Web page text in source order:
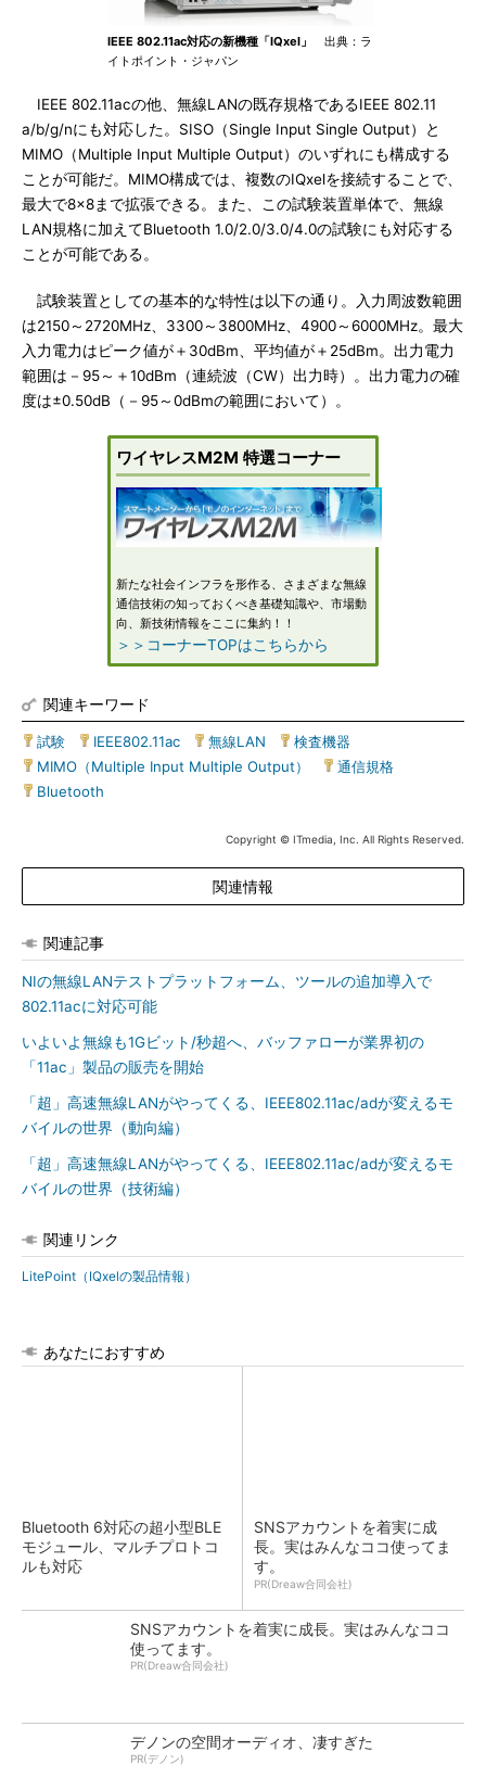
IEEE 802.11ac対応の新機種「IQxel」
出典：ラ
イトポイント・ジャパン
IEEE 802.11acの他、無線LANの既存規格であるIEEE 802.11
a/b/g/nにも対応した。SISO（Single Input Single Output）と
MIMO（Multiple Input Multiple Output）のいずれにも構成する
ことが可能だ。MIMO構成では、複数のIQxelを接続することで、
最大で8×8まで拡張できる。また、この試験装置単体で、無線
LAN規格に加えてBluetooth 1.0/2.0/3.0/4.0の試験にも対応する
ことが可能である。
試験装置としての基本的な特性は以下の通り。入力周波数範囲
は2150～2720MHz、3300～3800MHz、4900～6000MHz。最大
入力電力はピーク値が＋30dBm、平均値が＋25dBm。出力電力
範囲は－95～＋10dBm（連続波（CW）出力時）。出力電力の確
度は±0.50dB（－95～0dBmの範囲において）。
ワイヤレスM2M 特選コーナー
新たな社会インフラを形作る、さまざまな無線
通信技術の知っておくべき基礎知識や、市場動
向、新技術情報をここに集約！！
＞＞コーナーTOPはこちらから
関連キーワード
試験 IEEE802.11ac 無線LAN 検査機器
MIMO（Multiple Input Multiple Output）
通信規格
Bluetooth
Copyright © ITmedia, Inc. All Rights Reserved.
関連情報
関連記事
NIの無線LANテストプラットフォーム、ツールの追加導入で
802.11acに対応可能
いよいよ無線も1Gビット/秒超へ、バッファローが業界初の
「11ac」製品の販売を開始
「超」高速無線LANがやってくる、IEEE802.11ac/adが変えるモ
バイルの世界（動向編）
「超」高速無線LANがやってくる、IEEE802.11ac/adが変えるモ
バイルの世界（技術編）
関連リンク
LitePoint（IQxelの製品情報）
あなたにおすすめ
Bluetooth 6対応の超小型BLE
モジュール、マルチプロトコ
ルも対応
SNSアカウントを着実に成
長。実はみんなココ使ってま
す。
PR(Dreaw合同会社)
SNSアカウントを着実に成長。実はみんなココ
使ってます。
PR(Dreaw合同会社)
デノンの空間オーディオ、凄すぎた
PR(デノン)